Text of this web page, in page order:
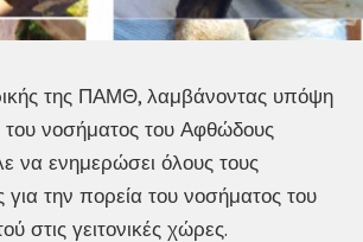
της ΠΑΜΘ, λαμβάνοντας υπόψη
του νοσήματος του Αφθώδους
να ενημερώσει όλους τους
για την πορεία του νοσήματος του
στις γειτονικές χώρες.